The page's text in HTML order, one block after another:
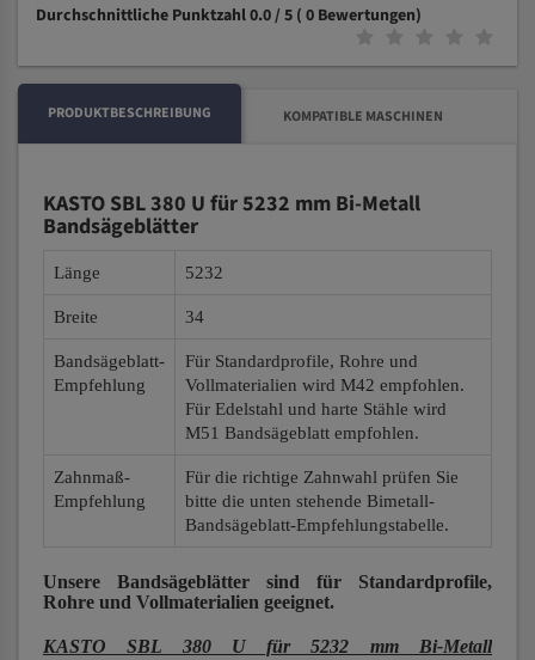
Durchschnittliche Punktzahl 0.0 / 5 ( 0 Bewertungen)
PRODUKTBESCHREIBUNG KOMPATIBLE MASCHINEN
KASTO SBL 380 U für 5232 mm Bi-Metall
Bandsägeblätter
Länge 5232
Breite 34
Bandsägeblatt-
Empfehlung
Für Standardprofile, Rohre und
Vollmaterialien wird M42 empfohlen.
Für Edelstahl und harte Stähle wird
M51 Bandsägeblatt empfohlen.
Zahnmaß-
Empfehlung
Für die richtige Zahnwahl prüfen Sie
bitte die unten stehende Bimetall-
Bandsägeblatt-Empfehlungstabelle.
Unsere Bandsägeblätter sind für Standardprofile,
Rohre und Vollmaterialien geeignet.
KASTO SBL 380 U für 5232 mm Bi-Metall